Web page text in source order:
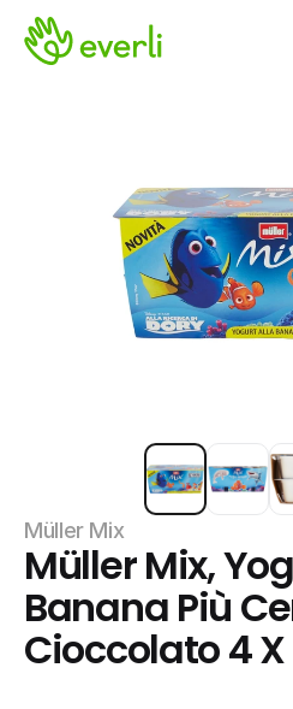
Müller Mix
Müller Mix,
Banana Più
Cioccolato 4 X